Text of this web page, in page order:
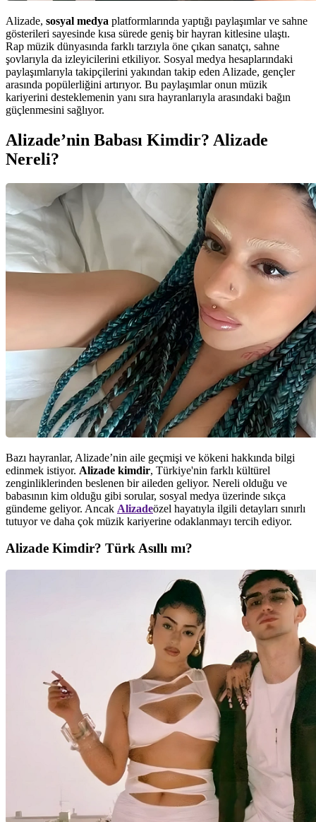
Alizade, sosyal medya platformlarında yaptığı paylaşımlar ve sahne
gösterileri sayesinde kısa sürede geniş bir hayran kitlesine ulaştı.
Rap müzik dünyasında farklı tarzıyla öne çıkan sanatçı, sahne
şovlarıyla da izleyicilerini etkiliyor. Sosyal medya hesaplarındaki
paylaşımlarıyla takipçilerini yakından takip eden Alizade, gençler
arasında popülerliğini artırıyor. Bu paylaşımlar onun müzik
kariyerini desteklemenin yanı sıra hayranlarıyla arasındaki bağın
güçlenmesini sağlıyor.
Alizade’nin Babası Kimdir? Alizade
Nereli?
Bazı hayranlar, Alizade’nin aile geçmişi ve kökeni hakkında bilgi
edinmek istiyor. Alizade kimdir, Türkiye'nin farklı kültürel
zenginliklerinden beslenen bir aileden geliyor. Nereli olduğu ve
babasının kim olduğu gibi sorular, sosyal medya üzerinde sıkça
gündeme geliyor. Ancak Alizadeözel hayatıyla ilgili detayları sınırlı
tutuyor ve daha çok müzik kariyerine odaklanmayı tercih ediyor.
Alizade Kimdir? Türk Asıllı mı?